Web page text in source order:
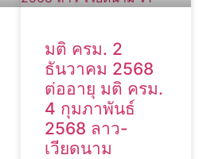
มติ ครม. 2
ธันวาคม 2568
ต่ออายุ มติ ครม.
4 กุมภาพันธ์
2568 ลาว-
เวียดนาม